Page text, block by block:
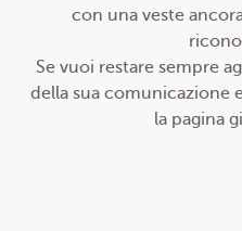
con una veste
Se vuoi restare sempre
della sua comunicazione
la pagina